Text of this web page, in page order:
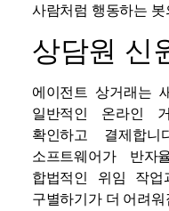
사람처럼 행동하는
상담원 신
에이전트 상거래는
일반적인 온라인
확인하고 결제합
소프트웨어가 반
합법적인 위임 작
구별하기가 더 어려워